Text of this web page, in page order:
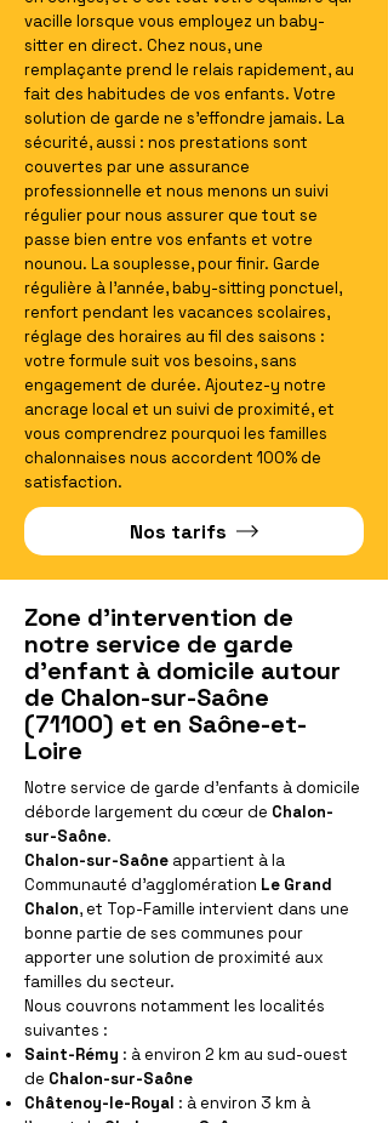
vacille lorsque vous employez un baby-
sitter en direct. Chez nous, une
remplaçante prend le relais rapidement, au
fait des habitudes de vos enfants. Votre
solution de garde ne s'effondre jamais. La
sécurité, aussi : nos prestations sont
couvertes par une assurance
professionnelle et nous menons un suivi
régulier pour nous assurer que tout se
passe bien entre vos enfants et votre
nounou. La souplesse, pour finir. Garde
régulière à l'année, baby-sitting ponctuel,
renfort pendant les vacances scolaires,
réglage des horaires au fil des saisons :
votre formule suit vos besoins, sans
engagement de durée. Ajoutez-y notre
ancrage local et un suivi de proximité, et
vous comprendrez pourquoi les familles
chalonnaises nous accordent 100% de
satisfaction.
Nos tarifs
Zone d'intervention de
notre service de garde
d'enfant à domicile autour
de Chalon-sur-Saône
(71100) et en Saône-et-
Loire
Notre service de garde d'enfants à domicile
déborde largement du cœur de Chalon-
sur-Saône.
Chalon-sur-Saône appartient à la
Communauté d'agglomération Le Grand
Chalon, et Top-Famille intervient dans une
bonne partie de ses communes pour
apporter une solution de proximité aux
familles du secteur.
Nous couvrons notamment les localités
suivantes :
Saint-Rémy : à environ 2 km au sud-ouest
de Chalon-sur-Saône
Châtenoy-le-Royal : à environ 3 km à